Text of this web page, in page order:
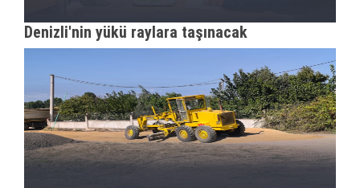
Denizli'nin yükü raylara taşınacak